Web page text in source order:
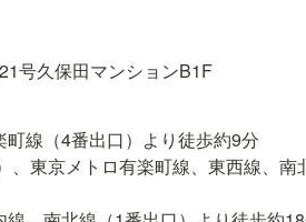
号久保田マンションB1F
線（4番出口）より徒歩約9分
、東京メトロ有楽町線、東西線、